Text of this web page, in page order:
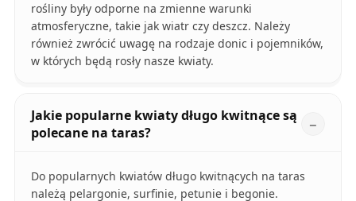
rośliny były odporne na zmienne warunki
atmosferyczne, takie jak wiatr czy deszcz. Należy
również zwrócić uwagę na rodzaje donic i pojemników,
w których będą rosły nasze kwiaty.
Jakie popularne kwiaty długo kwitnące są
polecane na taras?
Do popularnych kwiatów długo kwitnących na taras
należą pelargonie, surfinie, petunie i begonie.